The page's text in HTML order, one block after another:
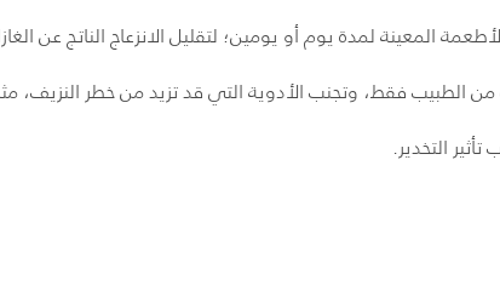
المعينة لمدة يوم أو يومين؛ لتقليل الانزعاج الناتج عن
الطبيب فقط، وتجنب الأدوية التي قد تزيد من خطر النزيف،
التخدير.